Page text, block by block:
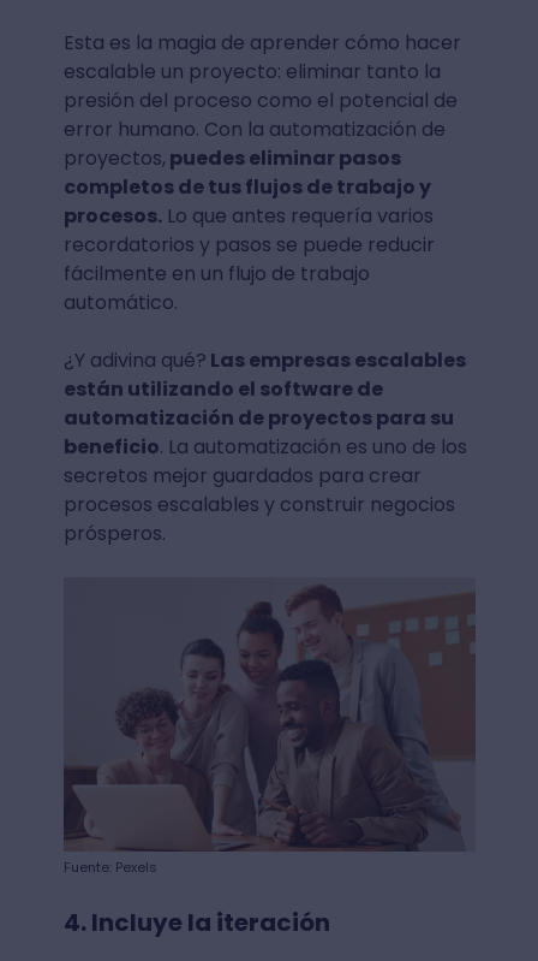
Esta es la magia de aprender cómo hacer
escalable un proyecto: eliminar tanto la
presión del proceso como el potencial de
error humano. Con la automatización de
proyectos, puedes eliminar pasos
completos de tus flujos de trabajo y
procesos.Lo que antes requería varios
recordatorios y pasos se puede reducir
fácilmente en un flujo de trabajo
automático.
¿Y adivina qué? Las empresas escalables
están utilizando el software de
automatización de proyectos para su
beneficio. La automatización es uno de los
secretos mejor guardados para crear
procesos escalables y construir negocios
prósperos.
Fuente: Pexels
4. Incluye la iteración